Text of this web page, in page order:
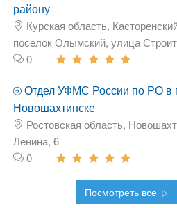
району
Курская область,
поселок Олымский, улица
0
Отдел УФМС России по РО в
Новошахтинске
Ростовская область,
Ленина, 6
0
Посмотреть все